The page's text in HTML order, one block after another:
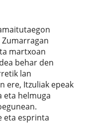
Zumarragan
martxoan
behar den
lan
ere, Itzuliak epeak
eta helmuga
eta esprinta